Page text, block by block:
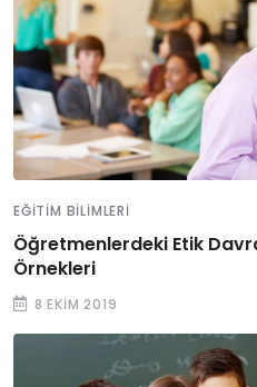
EĞITIM BILIMLERI
Öğretmenlerdeki Etik
Örnekleri
8 EKIM 2019